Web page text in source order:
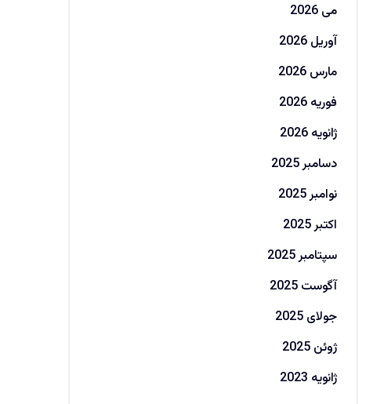
می 2026
آوریل 2026
مارس 2026
فوریه 2026
ژانویه 2026
دسامبر 2025
نوامبر 2025
اکتبر 2025
سپتامبر 2025
آگوست 2025
جولای 2025
ژوئن 2025
ژانویه 2023